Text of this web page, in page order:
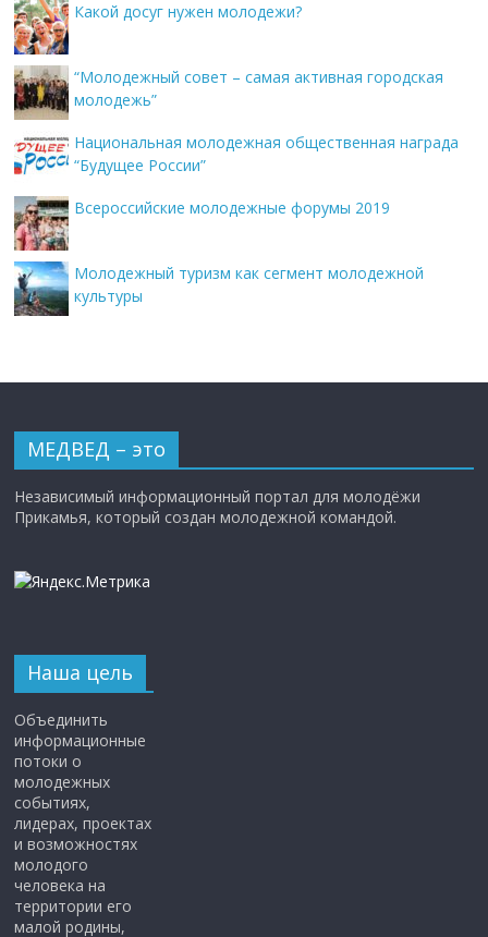
Какой досуг нужен молодежи?
“Молодежный совет – самая активная городская
молодежь”
Национальная молодежная общественная награда
“Будущее России”
Всероссийские молодежные форумы 2019
Молодежный туризм как сегмент молодежной
культуры
МЕДВЕД – это
Независимый информационный портал для молодёжи
Прикамья, который создан молодежной командой.
Наша цель
Объединить
информационные
потоки о
молодежных
событиях,
лидерах, проектах
и возможностях
молодого
человека на
территории его
малой родины,